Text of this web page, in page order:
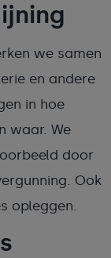
we samen
en andere
in hoe
waar. We
door
Ook
opleggen.